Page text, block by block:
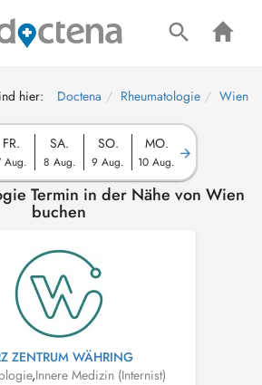
hier: Doctena Rheumatologie Wien
FR.
Aug.
SA.
8 Aug.
SO.
9 Aug.
MO.
10 Aug.
Termin in der Nähe von Wien
buchen
ZENTRUM WÄHRING
,Innere Medizin (Internist)